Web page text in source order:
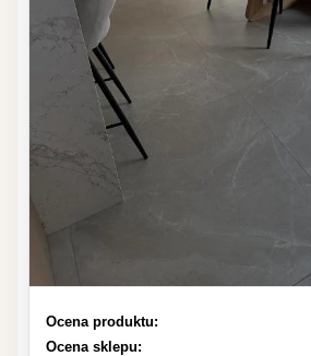
Ocena produktu:
Ocena sklepu: